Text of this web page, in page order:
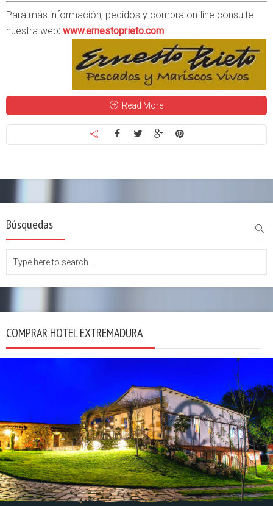
Para más información, pedidos y compra on-line consulte
nuestra web: www.ernestoprieto.com
Read More
Búsquedas
COMPRAR HOTEL EXTREMADURA